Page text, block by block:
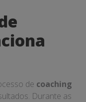
de coaching
Durante as